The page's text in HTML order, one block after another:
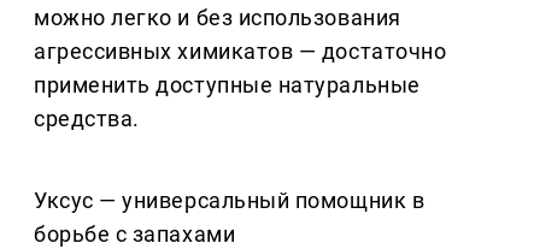
можно легко и без использования
агрессивных химикатов — достаточно
применить доступные натуральные
средства.
Уксус — универсальный помощник в
борьбе с запахами